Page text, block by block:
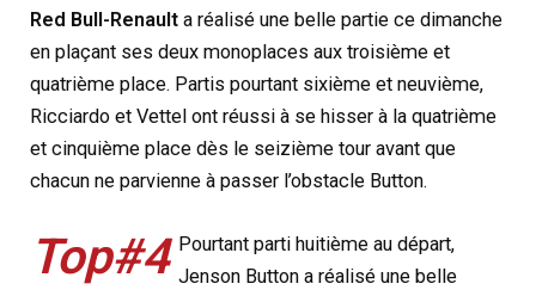
Red Bull-Renault a réalisé une belle partie ce dimanche
en plaçant ses deux monoplaces aux troisième et
quatrième place. Partis pourtant sixième et neuvième,
Ricciardo et Vettel ont réussi à se hisser à la quatrième
et cinquième place dès le seizième tour avant que
chacun ne parvienne à passer l’obstacle Button.
Top#4 Pourtant parti huitième au départ,
Jenson Button a réalisé une belle